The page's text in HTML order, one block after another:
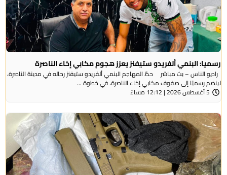
رسميا: البنمي ألفريدو ستيفنز يعزز هجوم مكابي إخاء الناصرة
راديو الناس – بث مباشر حطّ المهاجم البنمي ألفريدو ستيفنز رحاله في مدينة الناصرة،
لينضم رسميًا إلى صفوف مكابي إخاء الناصرة، في خطوة ...
5 أغسطس 2026 | 12:12 مساءً